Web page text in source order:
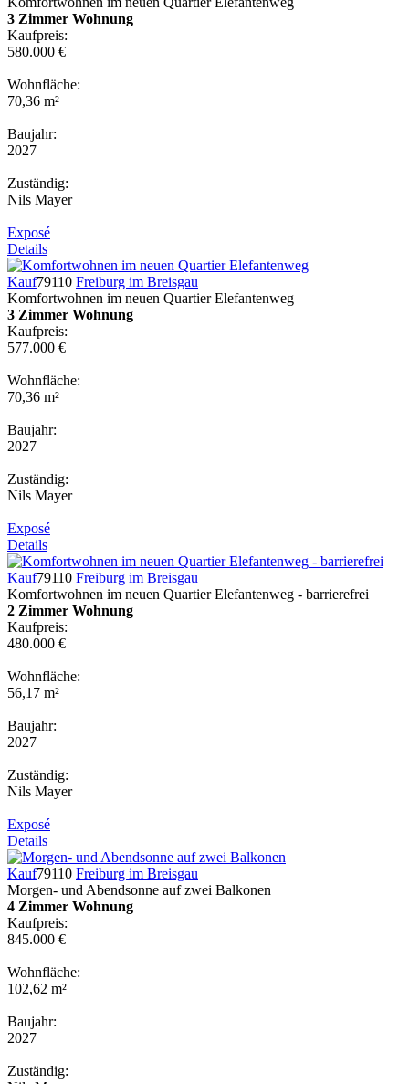
3 Zimmer Wohnung
Kaufpreis:
580.000 €
Wohnfläche:
70,36 m²
Baujahr:
2027
Zuständig:
Nils Mayer
Exposé
Details
Kauf79110 Freiburg im Breisgau
Komfortwohnen im neuen Quartier Elefantenweg
3 Zimmer Wohnung
Kaufpreis:
577.000 €
Wohnfläche:
70,36 m²
Baujahr:
2027
Zuständig:
Nils Mayer
Exposé
Details
Kauf79110 Freiburg im Breisgau
Komfortwohnen im neuen Quartier Elefantenweg - barrierefrei
2 Zimmer Wohnung
Kaufpreis:
480.000 €
Wohnfläche:
56,17 m²
Baujahr:
2027
Zuständig:
Nils Mayer
Exposé
Details
Kauf79110 Freiburg im Breisgau
Morgen- und Abendsonne auf zwei Balkonen
4 Zimmer Wohnung
Kaufpreis:
845.000 €
Wohnfläche:
102,62 m²
Baujahr:
2027
Zuständig: